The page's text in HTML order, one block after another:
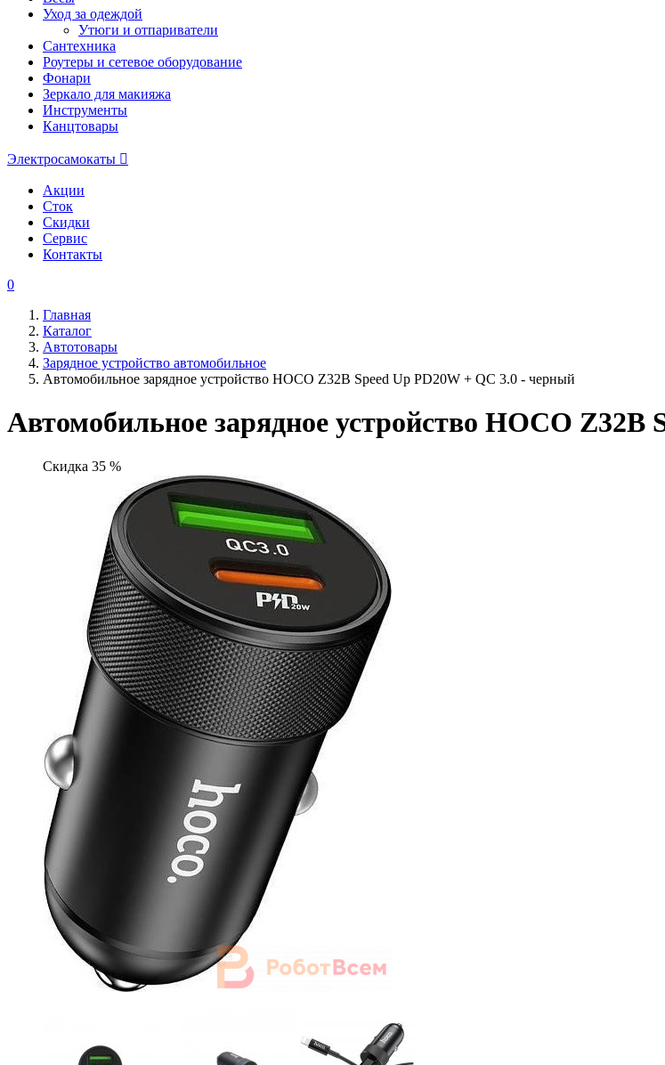
Уход за одеждой
Утюги и отпариватели
Сантехника
Роутеры и сетевое оборудование
Фонари
Зеркало для макияжа
Инструменты
Канцтовары
Электросамокаты
Акции
Сток
Скидки
Сервис
Контакты
0
Главная
Каталог
Автотовары
Зарядное устройство автомобильное
Автомобильное зарядное устройство HOCO Z32B Speed Up PD20W + QC 3.0 - черный
Автомобильное зарядное устройство HOCO
Скидка 35 %